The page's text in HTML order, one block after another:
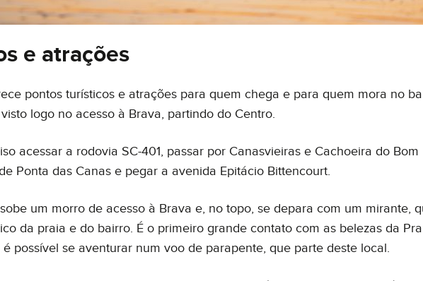
Estilo de vida Nossa história
Eu concordo em receber comunicações. Ao informar meus dados, eu concordo com a
Termos de Uso.
e atrações
pontos turísticos e atrações para quem chega e para quem mora no
logo no acesso à Brava, partindo do Centro.
acessar a rodovia SC-401, passar por Canasvieiras e Cachoeira do Bom
Ponta das Canas e pegar a avenida Epitácio Bittencourt.
um morro de acesso à Brava e, no topo, se depara com um mirante,
da praia e do bairro. É o primeiro grande contato com as belezas da
possível se aventurar num voo de parapente, que parte deste local.